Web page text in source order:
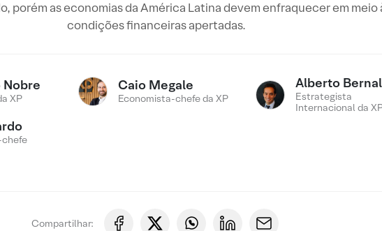
porém as economias da América Latina devem enfraquecer em
condições financeiras apertadas.
Nobre
XP
Caio Megale
Economista-chefe da XP
Alberto Bernal
Estrategista
Internacional da
Compartilhar: